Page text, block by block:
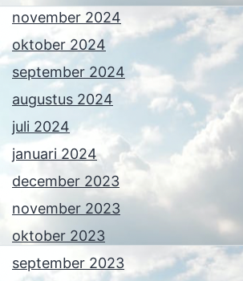
november 2024
oktober 2024
september 2024
augustus 2024
juli 2024
januari 2024
december 2023
november 2023
oktober 2023
september 2023